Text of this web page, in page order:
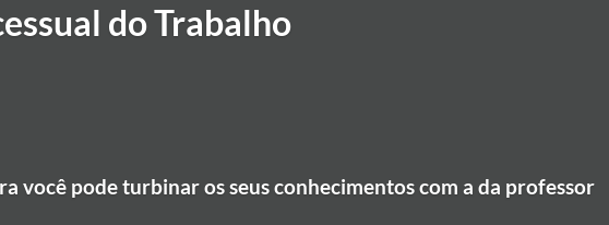
do Trabalho
você pode turbinar os seus conhecimentos com a da professor